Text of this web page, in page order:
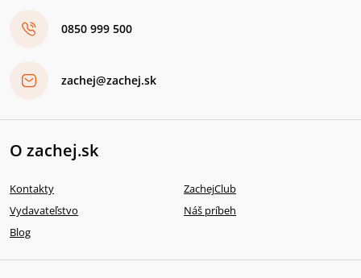
0850 999 500
zachej@zachej.sk
O zachej.sk
Kontakty
ZachejClub
Vydavateľstvo
Náš príbeh
Blog